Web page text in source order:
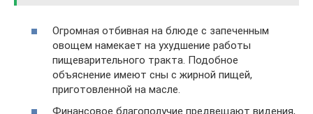
Огромная отбивная на блюде с запеченным
овощем намекает на ухудшение работы
пищеварительного тракта. Подобное
объяснение имеют сны с жирной пищей,
приготовленной на масле.
Финансовое благополучие предвещают видения,